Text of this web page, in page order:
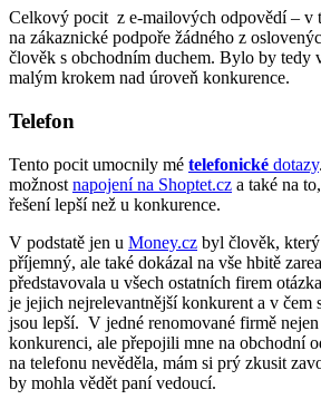
Celkový pocit z e-mailových odpovědí – v
na zákaznické podpoře žádného z
člověk s obchodním duchem. Bylo by tedy
malým krokem nad úroveň konkurence.
Telefon
Tento pocit umocnily mé telefonické dotazy
možnost napojení na Shoptet.cz a také na
řešení lepší než u konkurence.
V podstatě jen u Money.cz byl člověk,
příjemný, ale také dokázal na vše hbitě
představovala u všech ostatních firem
je jejich nejrelevantnější konkurent a v čem
jsou lepší. V jedné renomované firmě nejen
konkurenci, ale přepojili mne na obchodní
na telefonu nevěděla, mám si prý zkusit
by mohla vědět paní vedoucí.